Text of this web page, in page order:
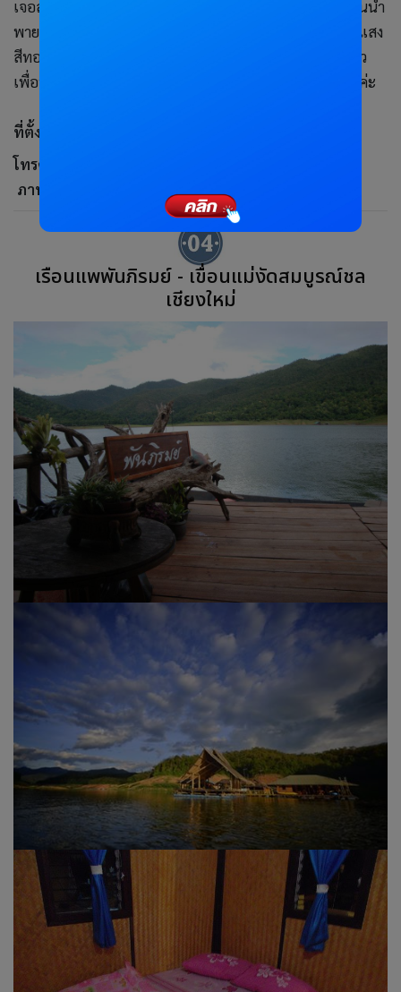
เจอสายหมอก ช่วงเที่ยงเป็นเวลาความสนุกสนานกับการเล่นน้ำ
พายเรือ เล่นเครื่องเล่นกลางน้ำ นั่งชิมเขื่อน ช่วงเย็นนั่งมองแสง
สีทองของพระอาทิตย์ยามเย็น จะไปเป็นกลุ่มใหญ่ ครอบครัว
เพื่อน ก็เป็นอีกที่ที่เหมาะกับการพักผ่อนกับธรรมชาติจริงๆค่ะ
ที่ตั้ง :
โทรศัพท์ : 088 - 2908715
ภาพจาก Facebook - แพล้านนา
เรือนแพพันภิรมย์ - เขื่อนแม่งัดสมบูรณ์ชล
เชียงใหม่